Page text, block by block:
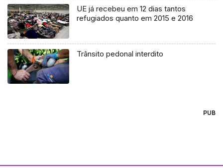
UE já recebeu em 12 dias tantos
refugiados quanto em 2015 e 2016
Trânsito pedonal interdito
PUB